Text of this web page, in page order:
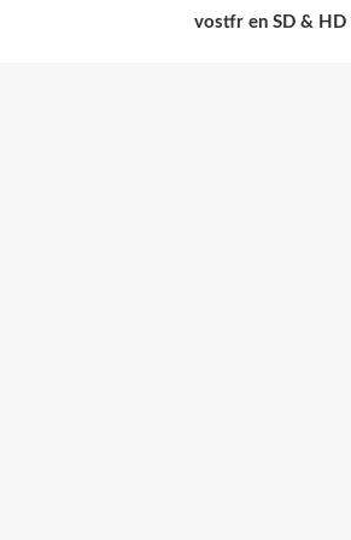
vostfr en SD & HD